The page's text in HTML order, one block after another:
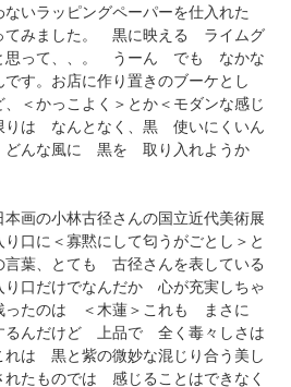
いラッピングペーパーを仕入れた
みました。 黒に映える ライムグ
思って、、。 うーん でも なかな
す。お店に作り置きのブーケとし
＜かっこよく＞とか＜モダンな感じ
りは なんとなく、黒 使いにくいん
んな風に 黒を 取り入れようか
画の小林古径さんの国立近代美術展
り口に＜寡黙にして匂うがごとし＞と
葉、とても 古径さんを表している
口だけでなんだか 心が充実しちゃ
ったのは ＜木蓮＞これも まさに
るんだけど 上品で 全く毒々しさは
は 黒と紫の微妙な混じり合う美し
れたものでは 感じることはできなく